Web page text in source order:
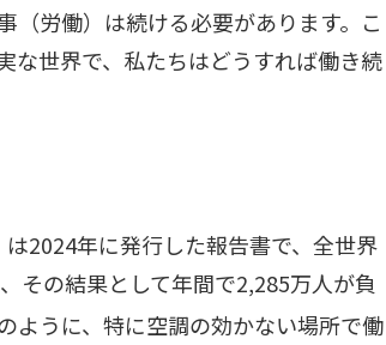
（労働）は続ける必要があります。こ
な世界で、私たちはどうすれば働き続
2024年に発行した報告書で、全世界
その結果として年間で2,285万人が負
ように、特に空調の効かない場所で働